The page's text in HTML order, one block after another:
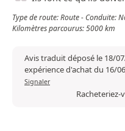
Type de route: Route - Conduite:
Kilomètres parcourus: 5000 km
Avis traduit déposé le 18/
expérience d'achat du 16/
Signaler
Racheteriez-